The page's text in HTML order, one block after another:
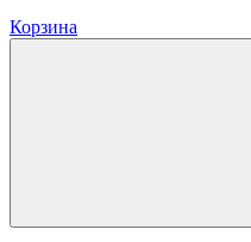
Корзина